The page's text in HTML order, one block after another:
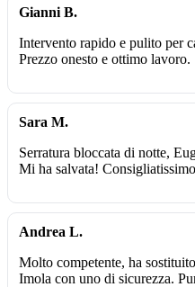
Gianni B.
Intervento rapido e pulito per
Prezzo onesto e ottimo lavoro.
Sara M.
Serratura bloccata di notte,
Mi ha salvata!
Andrea L.
Molto competente, ha
Imola con uno di sicurezza.